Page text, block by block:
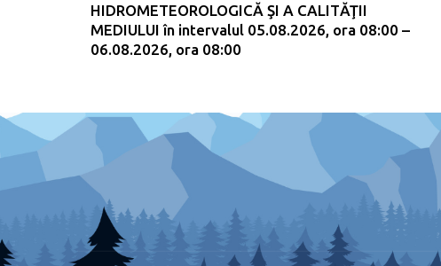
HIDROMETEOROLOGICĂ ŞI A CALITĂŢII
MEDIULUI în intervalul 05.08.2026, ora 08:00 –
06.08.2026, ora 08:00